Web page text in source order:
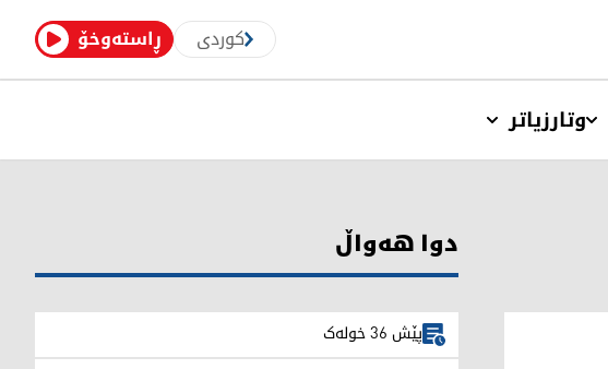
ڕاستەوخۆ کوردی
وتارزیاتر
دوا هەواڵ
پێش 36 خولەک